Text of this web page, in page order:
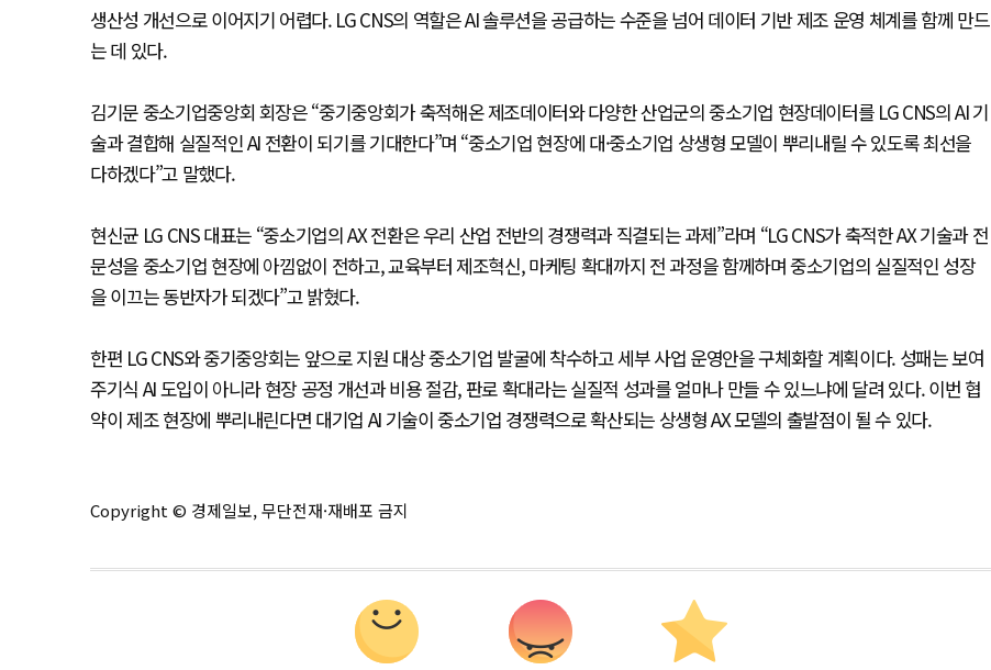
생산성 개선으로 이어지기 어렵다. LG CNS의 역할은 AI 솔루션을 공급하는 수준을 넘어 데이터 기반 제조 운영 체계를 함께 만드
는 데 있다.
김기문 중소기업중앙회 회장은 “중기중앙회가 축적해온 제조데이터와 다양한 산업군의 중소기업 현장데이터를 LG CNS의 AI 기
술과 결합해 실질적인 AI 전환이 되기를 기대한다”며 “중소기업 현장에 대·중소기업 상생형 모델이 뿌리내릴 수 있도록 최선을
다하겠다”고 말했다.
현신균 LG CNS 대표는 “중소기업의 AX 전환은 우리 산업 전반의 경쟁력과 직결되는 과제”라며 “LG CNS가 축적한 AX 기술과 전
문성을 중소기업 현장에 아낌없이 전하고, 교육부터 제조혁신, 마케팅 확대까지 전 과정을 함께하며 중소기업의 실질적인 성장
을 이끄는 동반자가 되겠다”고 밝혔다.
한편 LG CNS와 중기중앙회는 앞으로 지원 대상 중소기업 발굴에 착수하고 세부 사업 운영안을 구체화할 계획이다. 성패는 보여
주기식 AI 도입이 아니라 현장 공정 개선과 비용 절감, 판로 확대라는 실질적 성과를 얼마나 만들 수 있느냐에 달려 있다. 이번 협
약이 제조 현장에 뿌리내린다면 대기업 AI 기술이 중소기업 경쟁력으로 확산되는 상생형 AX 모델의 출발점이 될 수 있다.
Copyright © 경제일보, 무단전재·재배포 금지